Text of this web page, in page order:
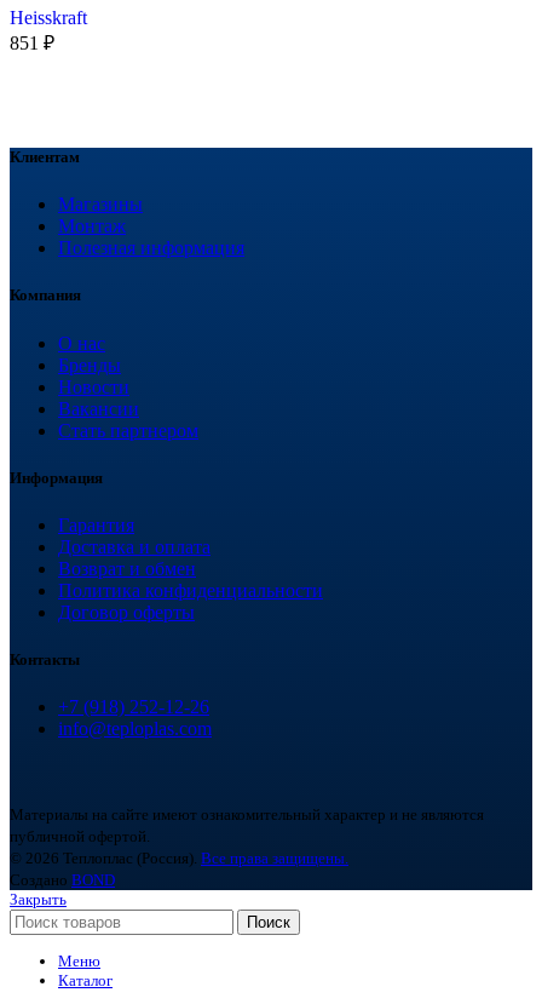
Heisskraft
851 ₽
Клиентам
Магазины
Монтаж
Полезная информация
Компания
О нас
Бренды
Новости
Вакансии
Стать партнером
Информация
Гарантия
Доставка и оплата
Возврат и обмен
Политика конфиденциальности
Договор оферты
Контакты
+7 (918) 252-12-26
info@teploplas.com
Материалы на сайте имеют ознакомительный характер и не являются
публичной офертой.
© 2026 Теплоплас (Россия). Все права защищены.
Создано BOND
Закрыть
Поиск
Меню
Каталог